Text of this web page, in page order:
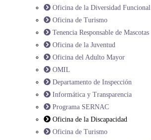
Oficina de la Diversidad Funcional
Oficina de Turismo
Tenencia Responsable de Mascotas
Oficina de la Juventud
Oficina del Adulto Mayor
OMIL
Departamento de Inspección
Informática y Transparencia
Programa SERNAC
Oficina de la Discapacidad
Oficina de Turismo